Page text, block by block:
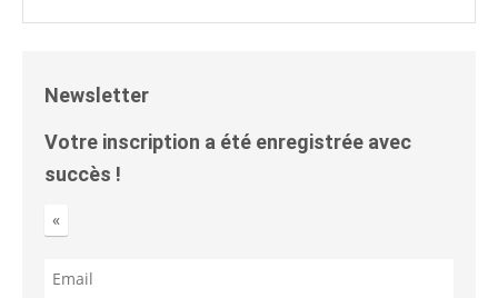
Newsletter
Votre inscription a été enregistrée avec
succès !
«